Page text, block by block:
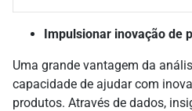
Impulsionar inovação de
Uma grande vantagem da
capacidade de ajudar com
produtos. Através de dados,